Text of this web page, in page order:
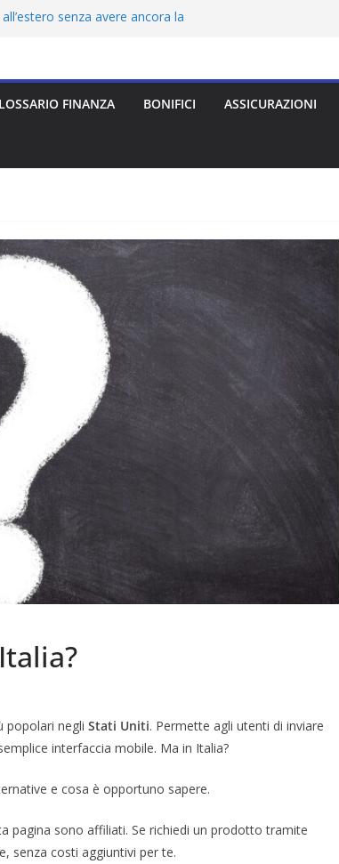
senza avere ancora la
all’estero: quale scegliere
FINANZA BONIFICI ASSICURAZIONI
popolari negli Stati Uniti. Permette agli utenti di inviare
interfaccia mobile. Ma in Italia?
e cosa è opportuno sapere.
pagina sono affiliati. Se richiedi un prodotto tramite
senza costi aggiuntivi per te.